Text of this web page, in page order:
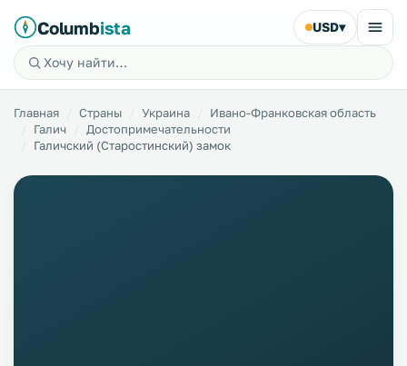
Columbista USD▾
Главная Страны Украина
Ивано-Франковская область
Галич
Достопримечательности
Галичский (Старостинский) замок